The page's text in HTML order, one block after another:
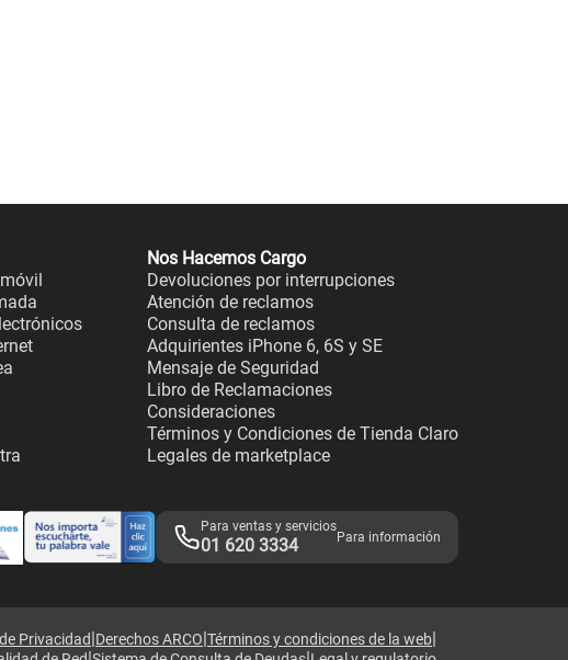
Nos Hacemos Cargo
Devoluciones por interrupciones
Atención de reclamos
Consulta de reclamos
Adquirientes iPhone 6, 6S y SE
Mensaje de Seguridad
Libro de Reclamaciones
Consideraciones
Términos y Condiciones de Tienda Claro
Legales de marketplace
Para ventas y servicios
01 620 3334 Para información
Privacidad|Derechos ARCO|Términos y condiciones de la web|